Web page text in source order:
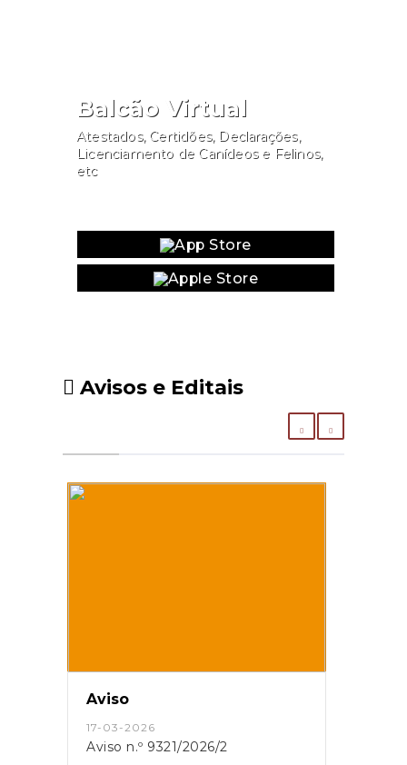
Balcão Virtual
Atestados, Certidões, Declarações,
Licenciamento de Canídeos e Felinos,
etc
Avisos e Editais
Aviso
17-03-2026
Aviso n.º 9321/2026/2